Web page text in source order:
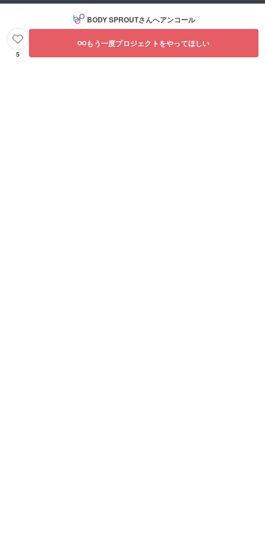
BODY SPROUTさんへアンコール
5
もう一度プロジェクトをやってほしい